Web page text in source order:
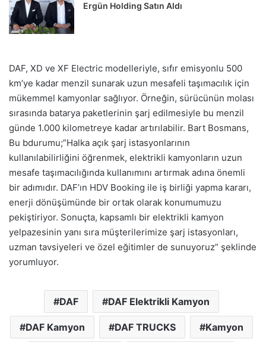
Ergün Holding Satın Aldı
DAF, XD ve XF Electric modelleriyle, sıfır emisyonlu 500
km’ye kadar menzil sunarak uzun mesafeli taşımacılık için
mükemmel kamyonlar sağlıyor. Örneğin, sürücünün molası
sırasında batarya paketlerinin şarj edilmesiyle bu menzil
günde 1.000 kilometreye kadar artırılabilir. Bart Bosmans,
Bu bdurumu;”Halka açık şarj istasyonlarının
kullanılabilirliğini öğrenmek, elektrikli kamyonların uzun
mesafe taşımacılığında kullanımını artırmak adına önemli
bir adımıdır. DAF’ın HDV Booking ile iş birliği yapma kararı,
enerji dönüşümünde bir ortak olarak konumumuzu
pekiştiriyor. Sonuçta, kapsamlı bir elektrikli kamyon
yelpazesinin yanı sıra müşterilerimize şarj istasyonları,
uzman tavsiyeleri ve özel eğitimler de sunuyoruz” şeklinde
yorumluyor.
DAF DAF Elektrikli Kamyon
DAF Kamyon DAF TRUCKS Kamyon